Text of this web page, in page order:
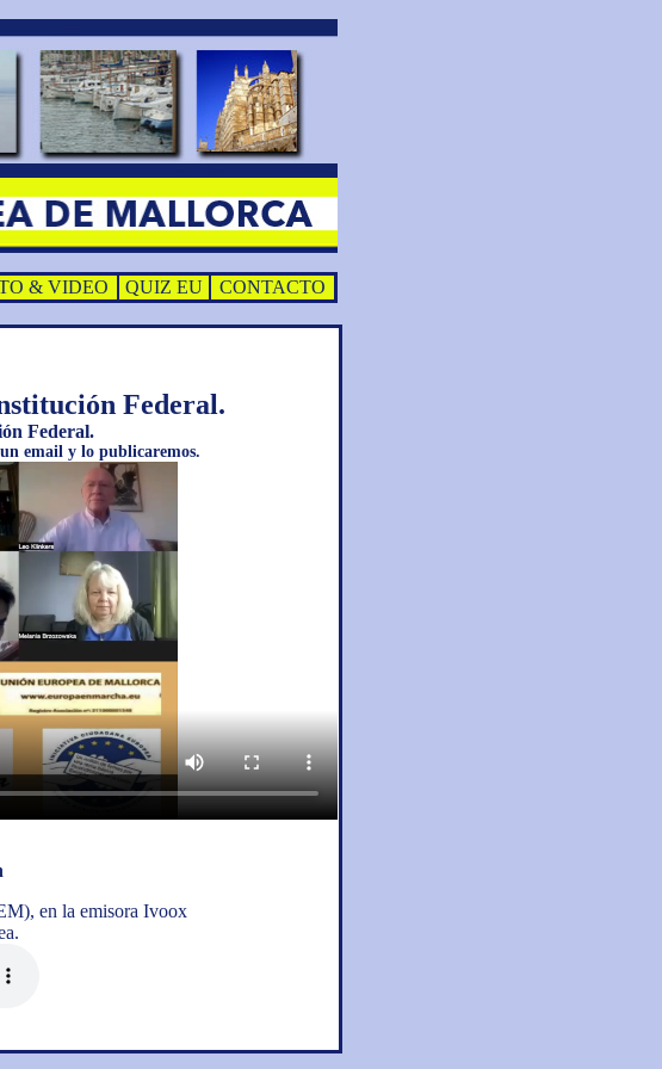
& VIDEO QUIZ EU CONTACTO
Federal.
Federal.
email y lo publicaremos.
en la emisora Ivoox